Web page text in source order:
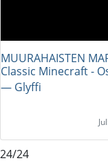
MUURAHAISTEN
Classic Minecraft -
― Glyffi
24/24